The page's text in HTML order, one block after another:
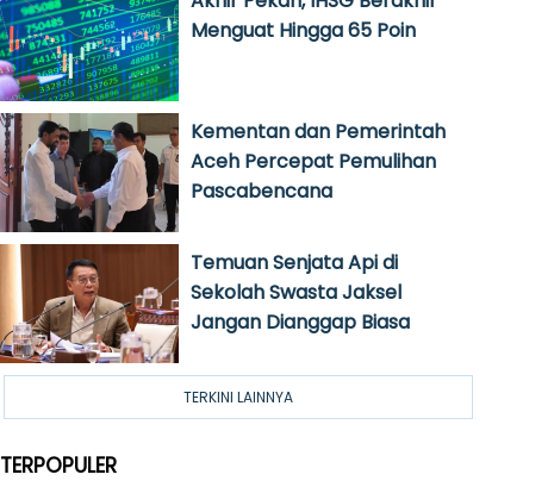
Menguat Hingga 65 Poin
Kementan dan Pemerintah
Aceh Percepat Pemulihan
Pascabencana
Temuan Senjata Api di
Sekolah Swasta Jaksel
Jangan Dianggap Biasa
TERKINI LAINNYA
TERPOPULER